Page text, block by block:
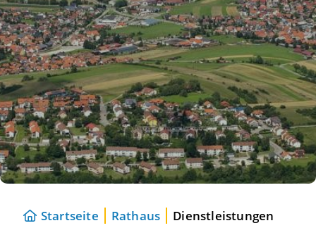
Startseite Rathaus Dienstleistungen